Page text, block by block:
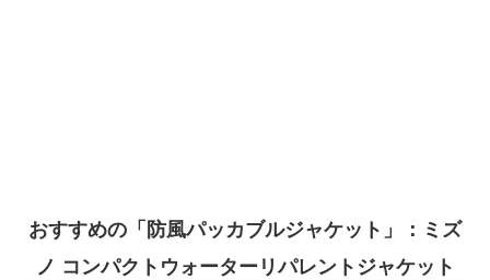
おすすめの「防風パッカブルジャケット」：ミズ
ノ コンパクトウォーターリパレントジャケット